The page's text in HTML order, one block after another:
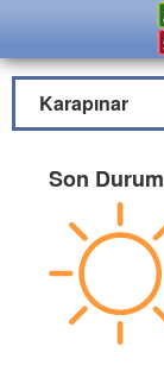
Karapınar
Son Durum